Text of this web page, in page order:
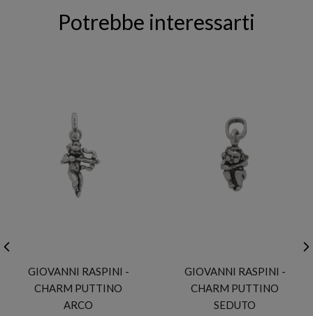
Potrebbe interessarti
GIOVANNI RASPINI -
CHARM PUTTINO
ARCO
GIOVANNI RASPINI -
CHARM PUTTINO
SEDUTO